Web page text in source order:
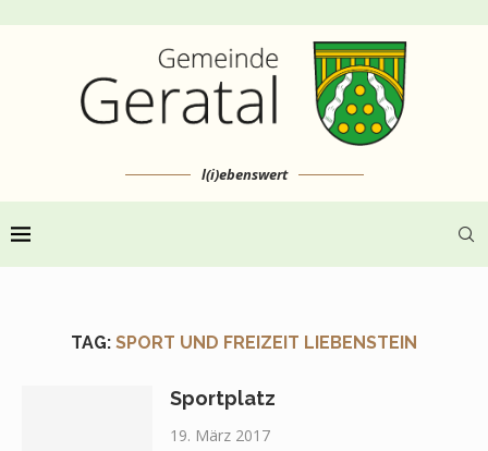
l(i)ebenswert
TAG: SPORT UND FREIZEIT LIEBENSTEIN
Sportplatz
19. März 2017